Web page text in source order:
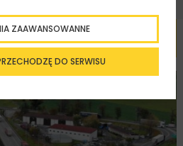
DO SERWISU
ZAAWANSOWANNE